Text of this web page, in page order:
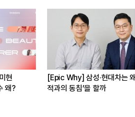
[Epic Why] 삼성·현대차는 왜
적과의 동침’을 할까